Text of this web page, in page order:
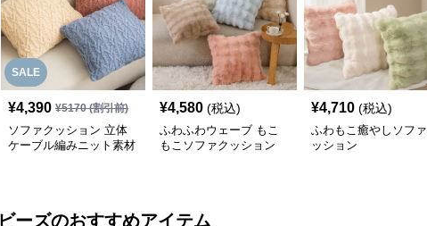
SALE
¥4,390 ¥5170(割引前)
ソファクッション 立体
ケーブル編みニット素材
¥4,580 (税込)
ふわふわウェーブ もこ
もこソファクッション
¥4,710 (税込)
ふわもこ癒やしソフ
ッション
ビーズのおすすめアイテム